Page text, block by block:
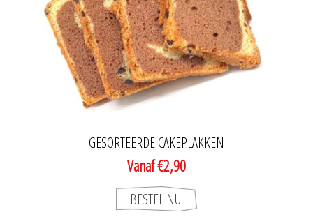
GESORTEERDE CAKEPLAKKEN
Vanaf €2,90